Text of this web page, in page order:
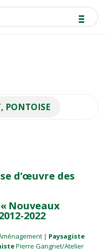
-
-
-
PONTOISE
d’œuvre des
Nouveaux
2022
| Paysagiste
Pierre Gangnet/Atelier